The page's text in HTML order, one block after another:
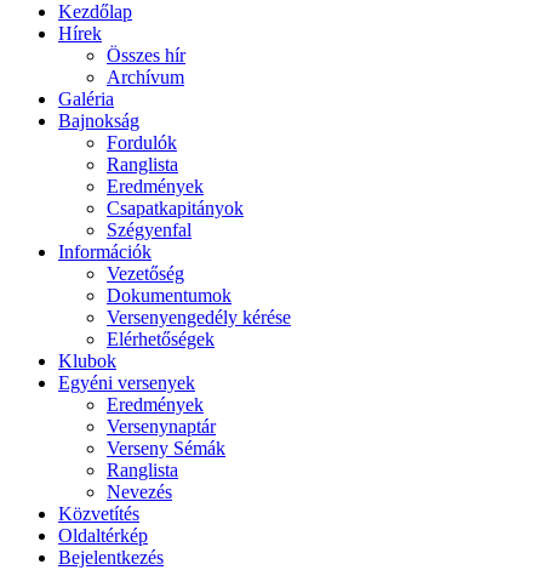
Kezdőlap
Hírek
Összes hír
Archívum
Galéria
Bajnokság
Fordulók
Ranglista
Eredmények
Csapatkapitányok
Szégyenfal
Információk
Vezetőség
Dokumentumok
Versenyengedély kérése
Elérhetőségek
Klubok
Egyéni versenyek
Eredmények
Versenynaptár
Verseny Sémák
Ranglista
Nevezés
Közvetítés
Oldaltérkép
Bejelentkezés